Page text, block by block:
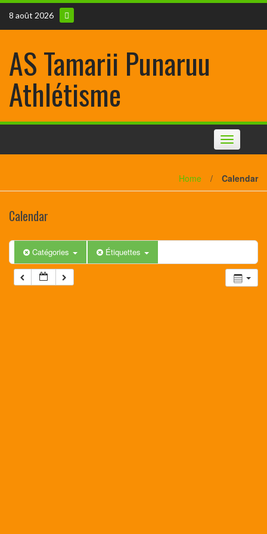
8 août 2026
AS Tamarii Punaruu
Athlétisme
Toggle
navigation
Home / Calendar
Calendar
Catégories Étiquettes